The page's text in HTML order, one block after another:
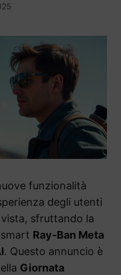
funzionalità
degli utenti
sfruttando la
Ray-Ban Meta
. Questo annuncio è
Giornata